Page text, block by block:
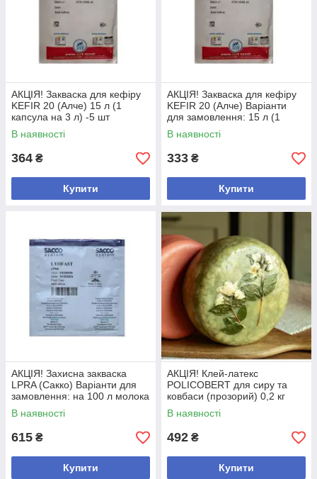
АКЦІЯ! Закваска для кефіру
KEFIR 20 (Алче) 15 л (1
капсула на 3 л) -5 шт
В наявності
364 ₴
Купити
АКЦІЯ! Закваска для кефіру
KEFIR 20 (Алче) Варіанти
для замовлення: 15 л (1
капсула на 3 л) -5 шт
В наявності
333 ₴
Купити
АКЦІЯ! Захисна закваска
LPRA (Сакко) Варіанти для
замовлення: на 100 л молока
-5 шт
В наявності
615 ₴
Купити
АКЦІЯ! Клей-латекс
POLICOBERT для сиру та
ковбаси (прозорий) 0,2 кг
Варіанти для замовлення: -2
шт
В наявності
492 ₴
Купити